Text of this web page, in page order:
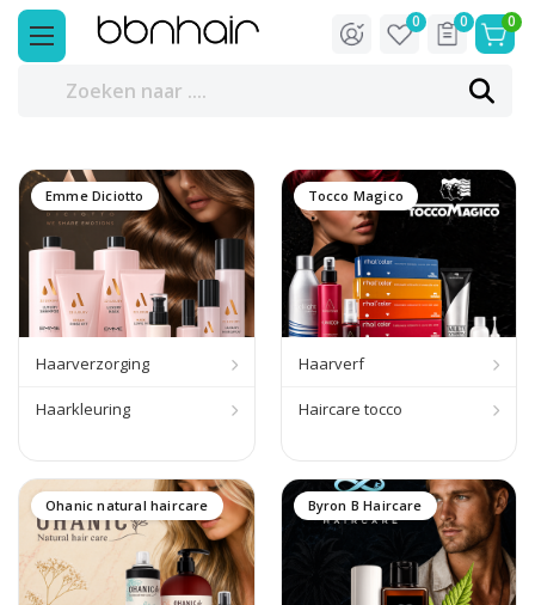
0
0
0
Emme Diciotto
Haarverzorging
Haarkleuring
Tocco Magico
Haarverf
Haircare tocco
Ohanic natural haircare Byron B Haircare